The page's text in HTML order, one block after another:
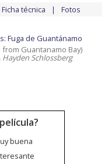
Ficha técnica Fotos
Fuga de Guantánamo
Guantanamo Bay)
Hayden Schlossberg
buena